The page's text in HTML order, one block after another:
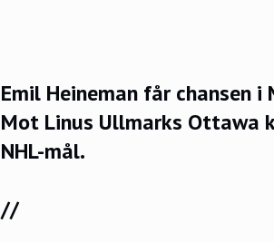
Emil Heineman får chansen
Mot Linus Ullmarks Ottawa
NHL-mål.
//